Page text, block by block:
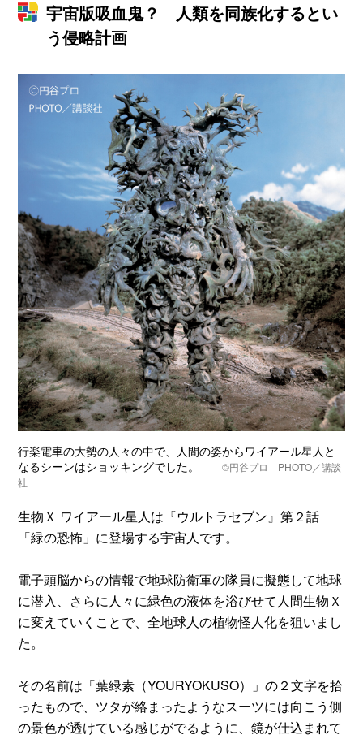
宇宙版吸血鬼？ 人類を同族化するとい
う侵略計画
行楽電車の大勢の人々の中で、人間の姿からワイアール星人と
なるシーンはショッキングでした。©円谷プロ PHOTO／講談
社
生物Ｘ ワイアール星人は『ウルトラセブン』第２話
「緑の恐怖」に登場する宇宙人です。
電子頭脳からの情報で地球防衛軍の隊員に擬態して地球
に潜入、さらに人々に緑色の液体を浴びせて人間生物Ｘ
に変えていくことで、全地球人の植物怪人化を狙いまし
た。
その名前は「葉緑素（YOURYOKUSO）」の２文字を拾
ったもので、ツタが絡まったようなスーツには向こう側
の景色が透けている感じがでるように、鏡が仕込まれて